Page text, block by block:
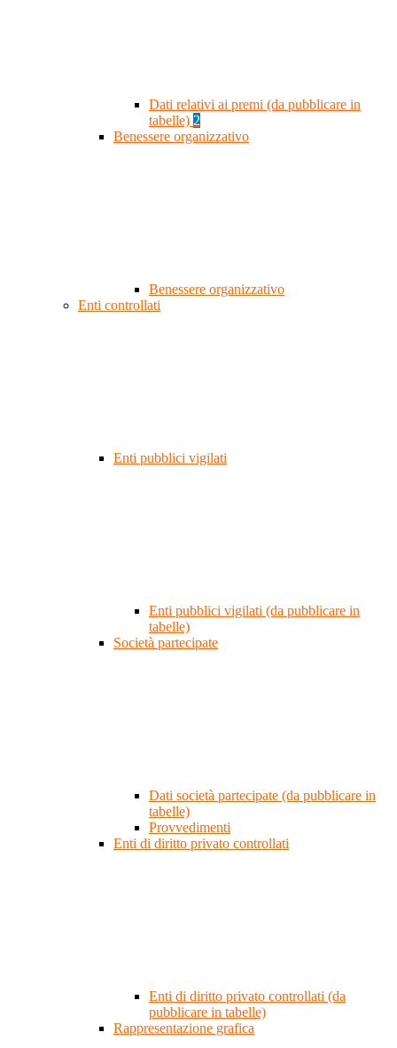
Dati relativi ai premi (da pubblicare in
tabelle) 2
Benessere organizzativo
Benessere organizzativo
Enti controllati
Enti pubblici vigilati
Enti pubblici vigilati (da pubblicare in
tabelle)
Società partecipate
Dati società partecipate (da pubblicare in
tabelle)
Provvedimenti
Enti di diritto privato controllati
Enti di diritto privato controllati (da
pubblicare in tabelle)
Rappresentazione grafica